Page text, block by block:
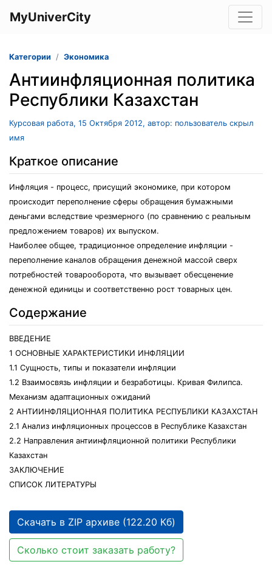
MyUniverCity
Категории Экономика
Антиинфляционная политика
Республики Казахстан
Курсовая работа, 15 Октября 2012, автор: пользователь скрыл
имя
Краткое описание
Инфляция - процесс, присущий экономике, при котором
происходит переполнение сферы обращения бумажными
деньгами вследствие чрезмерного (по сравнению с реальным
предложением товаров) их выпуском.
Наиболее общее, традиционное определение инфляции -
переполнение каналов обращения денежной массой сверх
потребностей товарооборота, что вызывает обесценение
денежной единицы и соответственно рост товарных цен.
Содержание
ВВЕДЕНИЕ
1 ОСНОВНЫЕ ХАРАКТЕРИСТИКИ ИНФЛЯЦИИ
1.1 Сущность, типы и показатели инфляции
1.2 Взаимосвязь инфляции и безработицы. Кривая Филипса.
Механизм адаптационных ожиданий
2 АНТИИНФЛЯЦИОННАЯ ПОЛИТИКА РЕСПУБЛИКИ КАЗАХСТАН
2.1 Анализ инфляционных процессов в Республике Казахстан
2.2 Направления антиинфляционной политики Республики
Казахстан
ЗАКЛЮЧЕНИЕ
СПИСОК ЛИТЕРАТУРЫ
Скачать в ZIP архиве (122.20 Кб)
Сколько стоит заказать работу?